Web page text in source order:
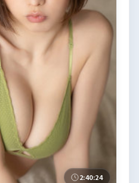
2:40:24